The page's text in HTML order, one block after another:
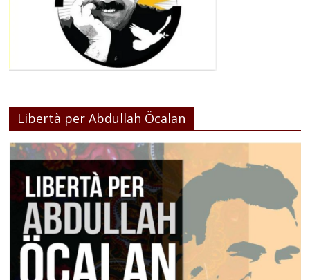
Libertà per Abdullah Öcalan